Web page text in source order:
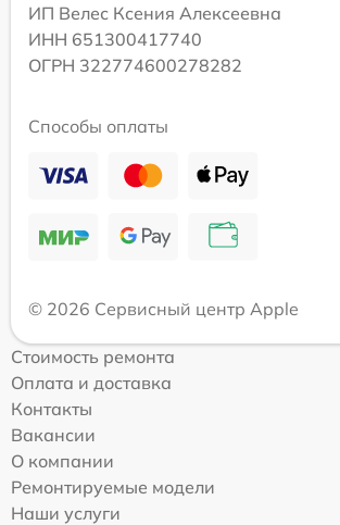
ИП Велес Ксения Алексеевна
ИНН 651300417740
ОГРН 322774600278282
Способы оплаты
© 2026 Сервисный центр Apple
Стоимость ремонта
Оплата и доставка
Контакты
Вакансии
О компании
Ремонтируемые модели
Наши услуги